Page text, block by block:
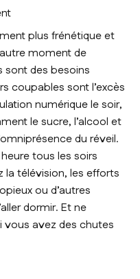
plus frénétique et
moment de
sont des besoins
coupables sont l’excès
numérique le soir,
le sucre, l’alcool et
du réveil.
tous les soirs
la télévision, les efforts
ou d’autres
dormir. Et ne
vous avez des chutes